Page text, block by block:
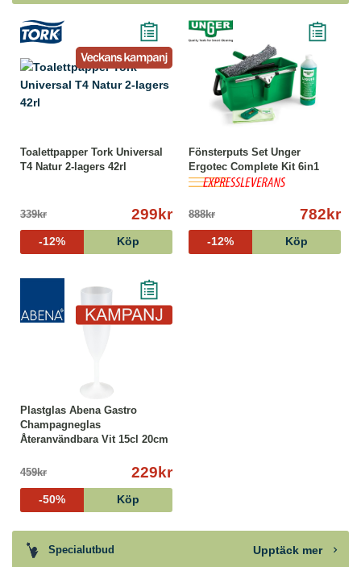
Toalettpapper Tork Universal
T4 Natur 2-lagers 42rl
339kr 299kr
-12% Köp
Fönsterputs Set Unger
Ergotec Complete Kit 6in1
888kr 782kr
-12% Köp
Plastglas Abena Gastro
Champagneglas
Återanvändbara Vit 15cl 20cm
459kr
229kr
-50% Köp
Specialutbud Upptäck mer